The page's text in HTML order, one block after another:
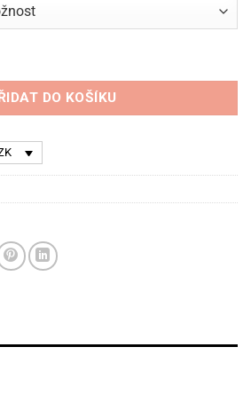
- pánská množství
DO KOŠÍKU